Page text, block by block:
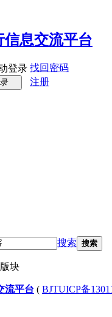
登录 找回密码
注册
搜索 搜索
块
流平台 ( BJTUICP备